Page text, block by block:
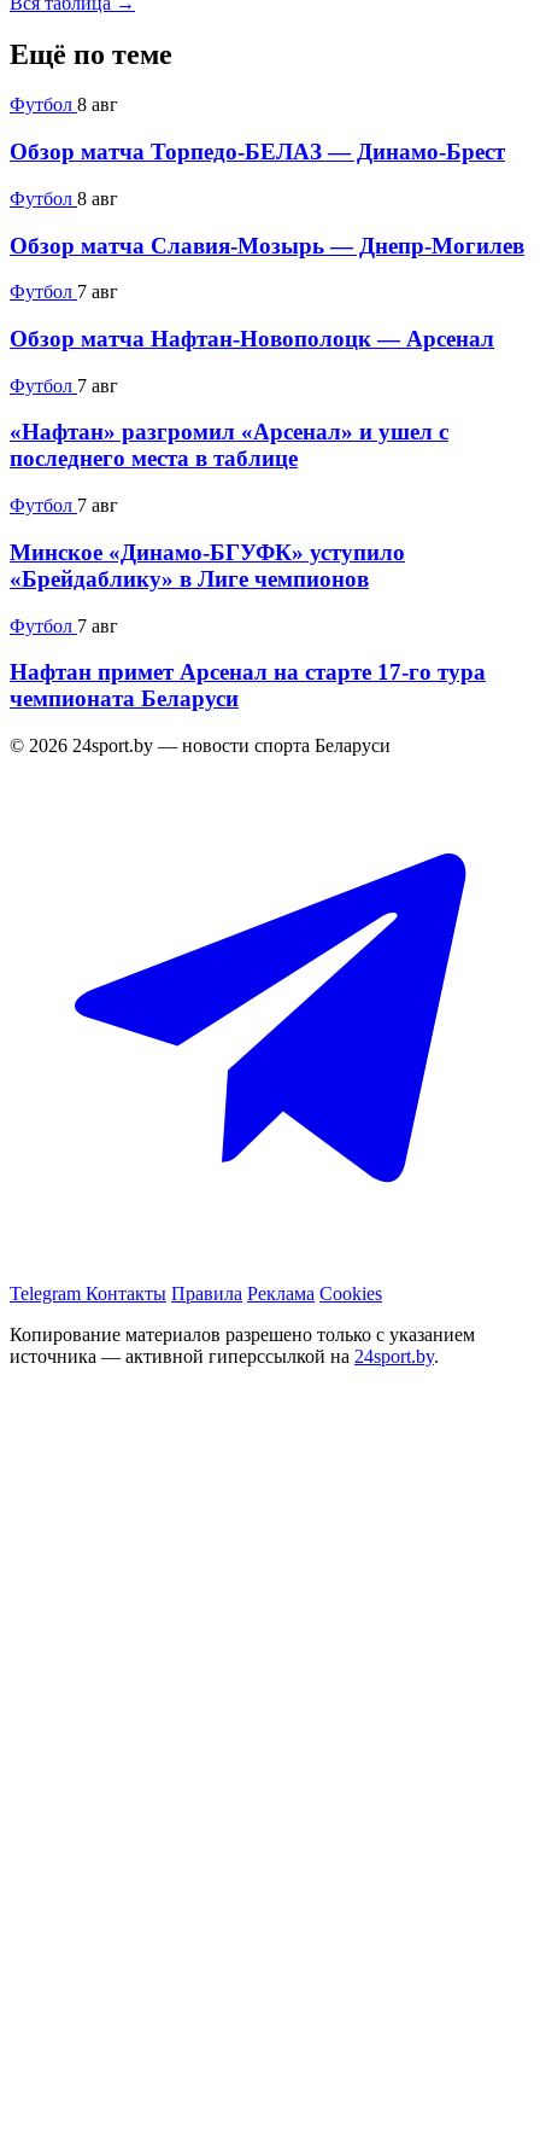
Ещё по теме
Футбол 8 авг
Обзор матча Торпедо-БЕЛАЗ — Динамо-Брест
Футбол 8 авг
Обзор матча Славия-Мозырь — Днепр-Могилев
Футбол 7 авг
Обзор матча Нафтан-Новополоцк — Арсенал
Футбол 7 авг
«Нафтан» разгромил «Арсенал» и ушел с
последнего места в таблице
Футбол 7 авг
Минское «Динамо-БГУФК» уступило
«Брейдаблику» в Лиге чемпионов
Футбол 7 авг
Нафтан примет Арсенал на старте 17-го тура
чемпионата Беларуси
© 2026 24sport.by — новости спорта Беларуси
Telegram Контакты Правила Реклама Cookies
Копирование материалов разрешено только с указанием
источника — активной гиперссылкой на 24sport.by.